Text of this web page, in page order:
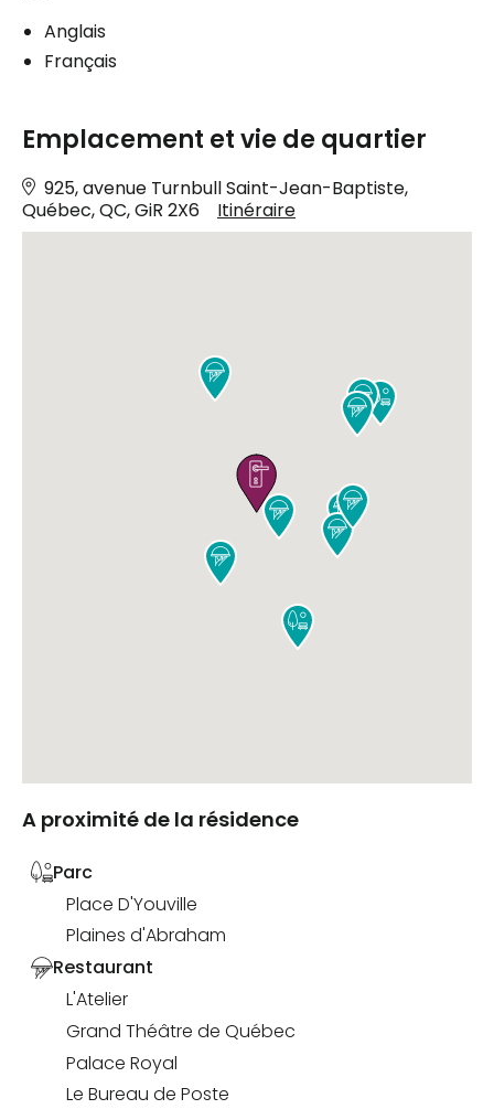
Anglais
Français
Emplacement et vie de quartier
925, avenue Turnbull Saint-Jean-Baptiste,
Québec, QC, GiR 2X6
Itinéraire











A proximité de la résidence
Parc
Place D'Youville
Plaines d'Abraham
Restaurant
L'Atelier
Grand Théâtre de Québec
Palace Royal
Le Bureau de Poste